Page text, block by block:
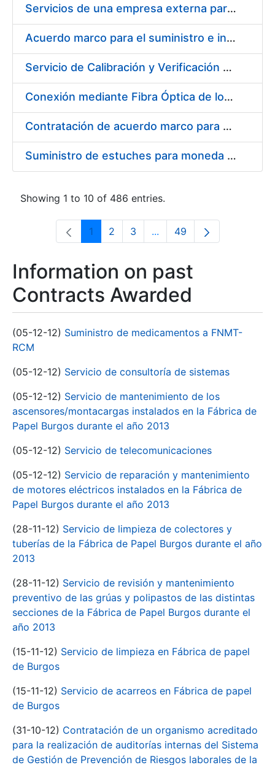
Servicios de una empresa externa para el asesoramiento y resolución de los recursos de alzada que se presentan relacionados con procesos de selección para la FNMT-RCM
Acuerdo marco para el suministro e instalación de persianas, estores y otros complementos
Servicio de Calibración y Verificación Externa de los Equipos de Medición del Servicio de Prevención de la FNMT-RCM
Conexión mediante Fibra Óptica de los Centros de Proceso de Datos (CPDs) de las sedes de la FNMT-RCM de Burgos y Madrid
Contratación de acuerdo marco para el Suministro de Material de Electricidad para la Fábrica Nacional de Moneda y Timbre-Real Casa de la Moneda en su centro de trabajo de Burgos
Suministro de estuches para moneda de 30 €
Showing 1 to 10 of 486 entries.
Page
1 Page
2 Page
3 ...Intermediate Pages Use
Page
49
Information on past
Contracts Awarded
(05-12-12) Suministro de medicamentos a FNMT-
RCM
(05-12-12) Servicio de consultoría de sistemas
(05-12-12) Servicio de mantenimiento de los
ascensores/montacargas instalados en la Fábrica de
Papel Burgos durante el año 2013
(05-12-12) Servicio de telecomunicaciones
(05-12-12) Servicio de reparación y mantenimiento
de motores eléctricos instalados en la Fábrica de
Papel Burgos durante el año 2013
(28-11-12) Servicio de limpieza de colectores y
tuberías de la Fábrica de Papel Burgos durante el año
2013
(28-11-12) Servicio de revisión y mantenimiento
preventivo de las grúas y polipastos de las distintas
secciones de la Fábrica de Papel Burgos durante el
año 2013
(15-11-12) Servicio de limpieza en Fábrica de papel
de Burgos
(15-11-12) Servicio de acarreos en Fábrica de papel
de Burgos
(31-10-12) Contratación de un organismo acreditado
para la realización de auditorías internas del Sistema
de Gestión de Prevención de Riesgos laborales de la